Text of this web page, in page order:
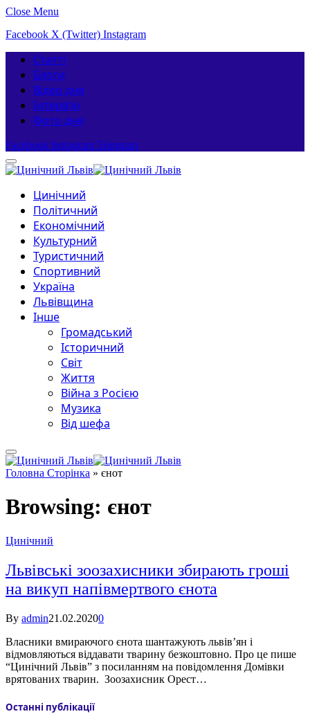
Close Menu
Facebook X (Twitter) Instagram
Статті
Блоги
Відео дня
Інтерв’ю
Фото дня
Facebook Instagram Telegram
Цинічний
Політичний
Економічний
Культурний
Туристичний
Спортивний
Україна
Львівщина
Інше
Громадський
Історичний
Світ
Життя
Війна з Росією
Музика
Від шефа
Головна Сторінка » єнот
Browsing: єнот
Цинічний
Львівські зоозахисники збирають гроші
на викуп напівмертвого єнота
By admin21.02.20200
Власники вмираючого єнота шантажують львів’ян і
відмовляються віддавати тварину безкоштовно. Про це пише
“Цинічний Львів” з посиланням на повідомлення Домівки
врятованих тварин. Зоозахисник Орест…
Останні публікації